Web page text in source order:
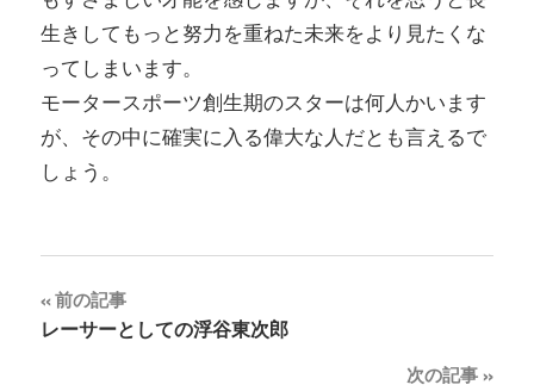
生きしてもっと努力を重ねた未来をより見たくな
ってしまいます。
モータースポーツ創生期のスターは何人かいます
が、その中に確実に入る偉大な人だとも言えるで
しょう。
投
稿
前の記事
レーサーとしての浮谷東次郎
次の記事